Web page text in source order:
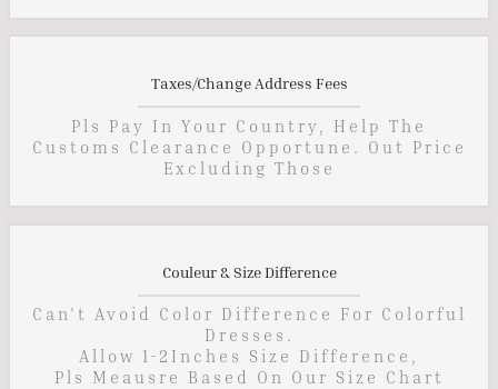
Taxes/Change Address Fees
Pls Pay In Your Country, Help The
Customs Clearance Opportune. Out Price
Excluding Those
Couleur & Size Difference
Can't Avoid Color Difference For Colorful
Dresses.
Allow 1-2Inches Size Difference,
Pls Meausre Based On Our Size Chart